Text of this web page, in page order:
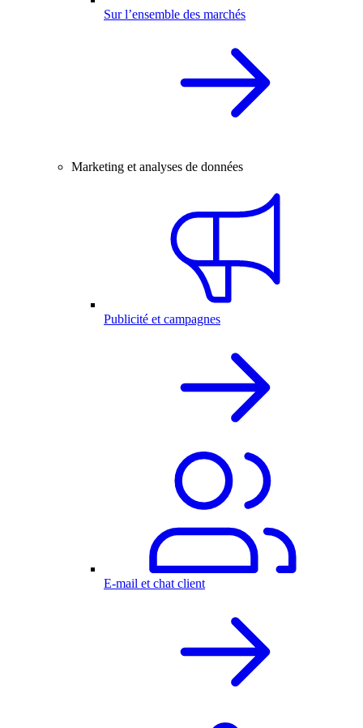
Sur l’ensemble des marchés
Marketing et analyses de données
Publicité et campagnes
E-mail et chat client